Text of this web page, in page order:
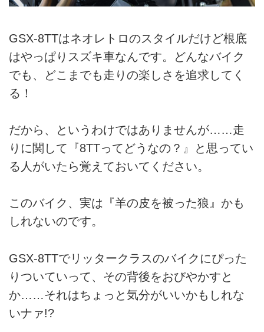
GSX-8TTはネオレトロのスタイルだけど根底
はやっぱりスズキ車なんです。どんなバイク
でも、どこまでも走りの楽しさを追求してく
る！
だから、というわけではありませんが……走
りに関して『8TTってどうなの？』と思ってい
る人がいたら覚えておいてください。
このバイク、実は『羊の皮を被った狼』かも
しれないのです。
GSX-8TTでリッタークラスのバイクにぴった
りついていって、その背後をおびやかすと
か……それはちょっと気分がいいかもしれな
いナァ!?